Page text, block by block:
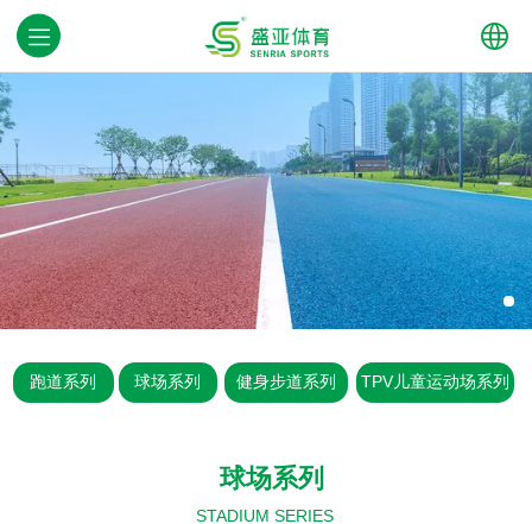
中文
English
跑道系列 球场系列 健身步道系列 TPV儿童运动场系列
球场系列
STADIUM SERIES